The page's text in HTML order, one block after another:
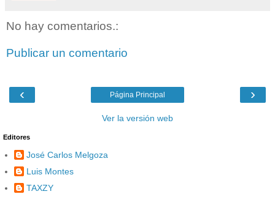
No hay comentarios.:
Publicar un comentario
‹ ›
Página Principal
Ver la versión web
Editores
José Carlos Melgoza
Luis Montes
TAXZY